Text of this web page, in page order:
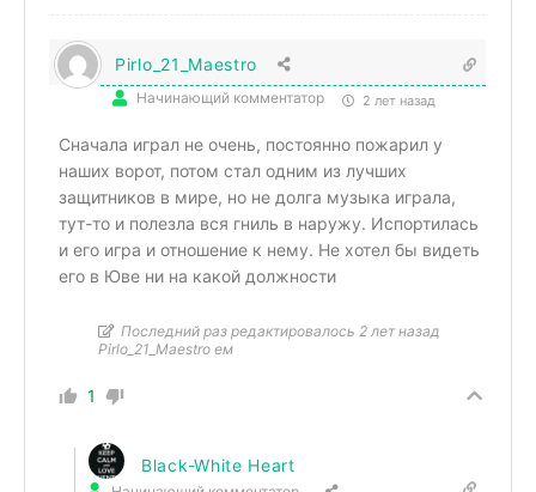
Pirlo_21_Maestro
Начинающий комментатор 2 лет назад
Сначала играл не очень, постоянно пожарил у
наших ворот, потом стал одним из лучших
защитников в мире, но не долга музыка играла,
тут-то и полезла вся гниль в наружу. Испортилась
и его игра и отношение к нему. Не хотел бы видеть
его в Юве ни на какой должности
Последний раз редактировалось 2 лет назад
Pirlo_21_Maestro ем
1
Black-White Heart